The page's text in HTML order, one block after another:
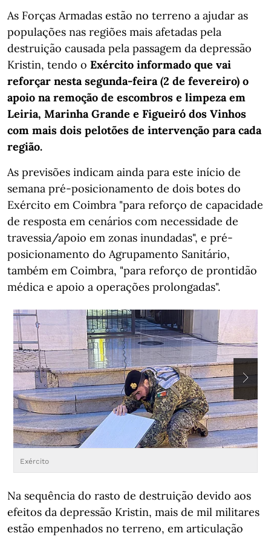
As Forças Armadas estão no terreno a ajudar as
populações nas regiões mais afetadas pela
destruição causada pela passagem da depressão
Kristin, tendo o Exército informado que vai
reforçar nesta segunda-feira (2 de fevereiro) o
apoio na remoção de escombros e limpeza em
Leiria, Marinha Grande e Figueiró dos Vinhos
com mais dois pelotões de intervenção para cada
região.
As previsões indicam ainda para este início de
semana pré-posicionamento de dois botes do
Exército em Coimbra "para reforço de capacidade
de resposta em cenários com necessidade de
travessia/apoio em zonas inundadas", e pré-
posicionamento do Agrupamento Sanitário,
também em Coimbra, "para reforço de prontidão
médica e apoio a operações prolongadas".
Exército
Na sequência do rasto de destruição devido aos
efeitos da depressão Kristin, mais de mil militares
estão empenhados no terreno, em articulação